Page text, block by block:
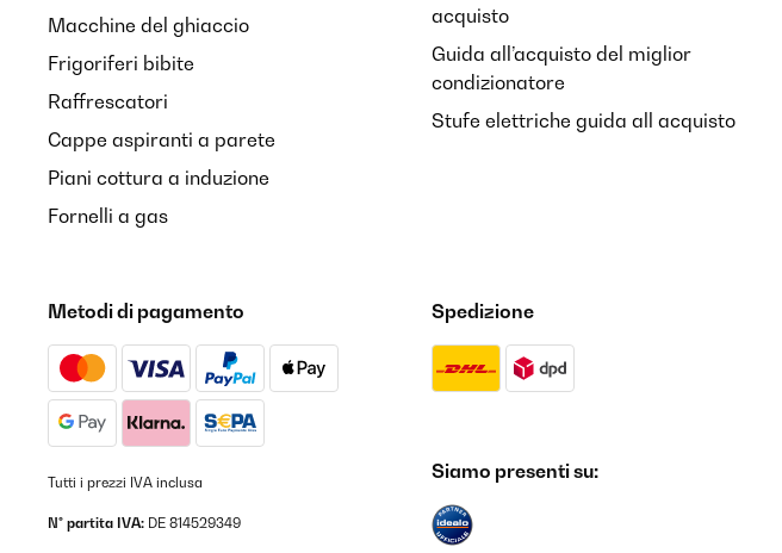
Macchine del ghiaccio
Frigoriferi bibite
Raffrescatori
Cappe aspiranti a parete
Piani cottura a induzione
Fornelli a gas
acquisto
Guida all’acquisto del miglior
condizionatore
Stufe elettriche guida all acquisto
Metodi di pagamento
Tutti i prezzi IVA inclusa
N° partita IVA: DE 814529349
Spedizione
Siamo presenti su: